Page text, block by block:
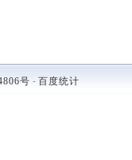
号 - 百度统计